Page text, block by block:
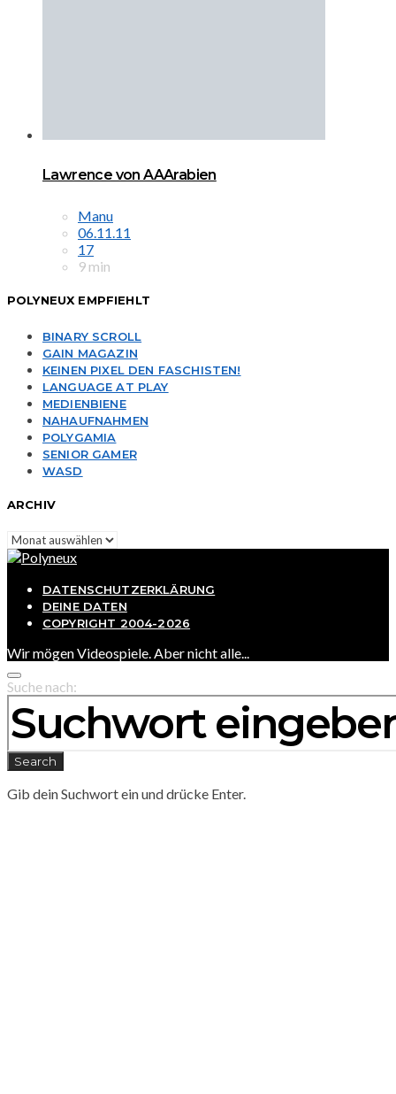
Lawrence von AAArabien
Manu
06.11.11
17
9 min
POLYNEUX EMPFIEHLT
BINARY SCROLL
GAIN MAGAZIN
KEINEN PIXEL DEN FASCHISTEN!
LANGUAGE AT PLAY
MEDIENBIENE
NAHAUFNAHMEN
POLYGAMIA
SENIOR GAMER
WASD
ARCHIV
Archiv
DATENSCHUTZERKLÄRUNG
DEINE DATEN
COPYRIGHT 2004-2026
Wir mögen Videospiele. Aber nicht alle...
Suche nach:
Search
Gib dein Suchwort ein und drücke Enter.